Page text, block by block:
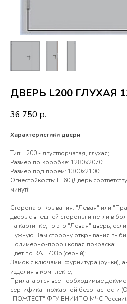
ДВЕРЬ L200 ГЛУХАЯ
36 750 р.
Характеристики двери
Тип: L200 - двустворчатая, глухая;
Размер по коробке: 1280х2070;
Размер под проем: 1300х2100;
Огнестойкость: EI 60 (Дверь
минут);
Сторона открывания: "Левая" или
дверь с внешней стороны и петли в
на картинке, то это "Левая" дверь,
Нужную Вам сторону открывания
Полимерно-порошковая покраска;
Цвет по RAL 7035 (серый);
Замок с ключами, фурнитура (ручки),
изделия в комплекте;
Прилагаются все необходимые
сертификат пожарной безопасности
"ПОЖТЕСТ" ФГУ ВНИИПО МЧС России).